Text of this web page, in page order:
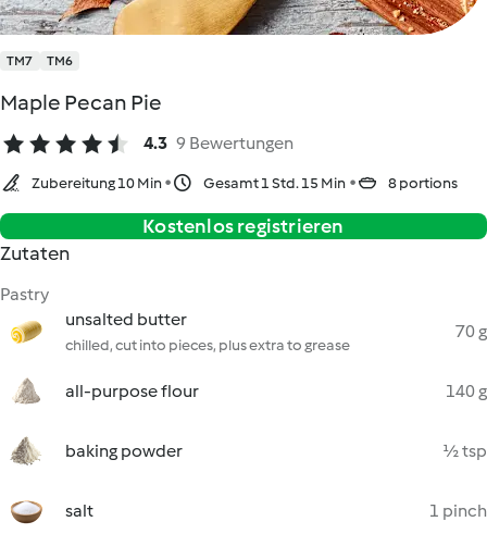
TM7 TM6
Maple Pecan Pie
4.3 9 Bewertungen
Zubereitung 10 Min Gesamt 1 Std. 15 Min 8 portions
Kostenlos registrieren
Zutaten
Pastry
unsalted butter
chilled, cut into pieces, plus extra to grease
70 g
all-purpose flour 140 g
baking powder ½ tsp
salt 1 pinch